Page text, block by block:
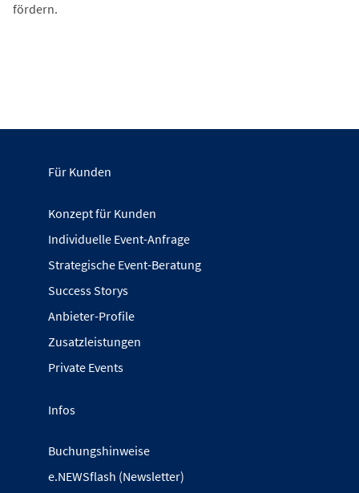
fördern.
Für Kunden
Konzept für Kunden
Individuelle Event-Anfrage
Strategische Event-Beratung
Success Storys
Anbieter-Profile
Zusatzleistungen
Private Events
Infos
Buchungshinweise
e.NEWSflash (Newsletter)